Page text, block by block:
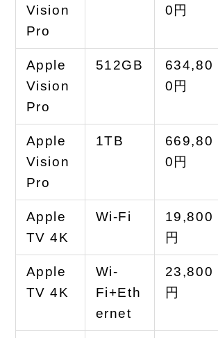
Vision
Pro
0円
Apple
Vision
Pro
512GB
634,80
0円
Apple
Vision
Pro
1TB
669,80
0円
Apple
TV 4K
Wi-Fi
19,800
円
Apple
TV 4K
Wi-
Fi+Eth
ernet
23,800
円